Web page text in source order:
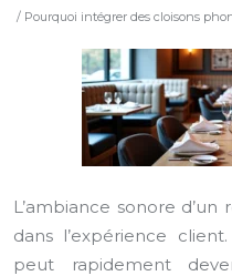
/ Pourquoi intégrer des cloisons
L’ambiance sonore
dans l’expérience
peut rapidement